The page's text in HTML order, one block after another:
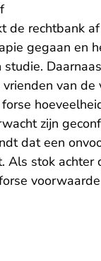
rechtbank
gegaan en
van
zijn
dat een
Als stok